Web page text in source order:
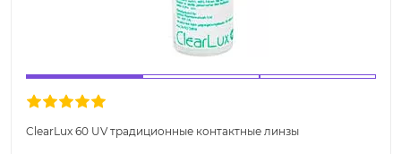
ClearLux 60 UV традиционные контактные линзы